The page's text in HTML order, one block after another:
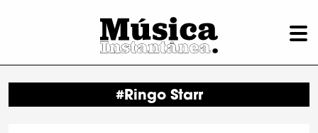
#Ringo Starr